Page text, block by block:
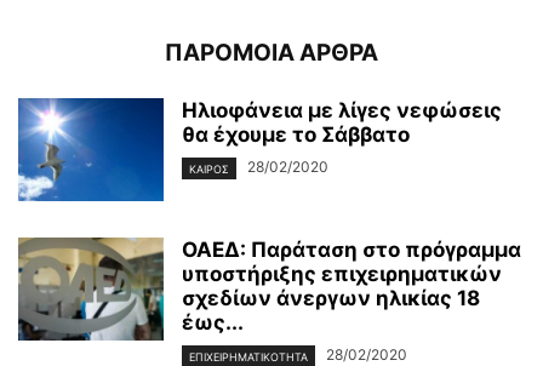
ΠΑΡΟΜΟΙΑ ΑΡΘΡΑ
Ηλιοφάνεια με λίγες νεφώσεις
θα έχουμε το Σάββατο
ΚΑΙΡΌΣ 28/02/2020
ΟΑΕΔ: Παράταση στο πρόγραμμα
υποστήριξης επιχειρηματικών
σχεδίων άνεργων ηλικίας 18
έως...
ΕΠΙΧΕΙΡΗΜΑΤΙΚΌΤΗΤΑ 28/02/2020